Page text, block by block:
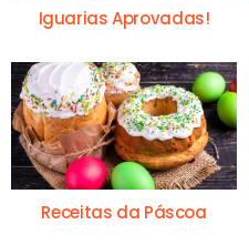
Iguarias Aprovadas!
Receitas da Páscoa